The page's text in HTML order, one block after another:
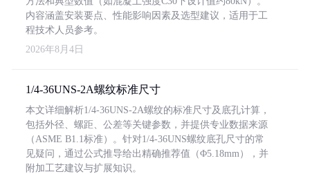
内容涵盖安装要点、性能影响因素及选型建议，适用于工
程技术人员参考。
2026年8月4日
1/4-36UNS-2A螺纹标准尺寸
本文详细解析1/4-36UNS-2A螺纹的标准尺寸及底孔计算，
包括外径、螺距、公差等关键参数，并提供专业数据来源
（ASME B1.1标准）。针对1/4-36UNS螺纹底孔尺寸的常
见疑问，通过公式推导给出精确推荐值（Φ5.18mm），并
附加工艺建议与扩展知识。